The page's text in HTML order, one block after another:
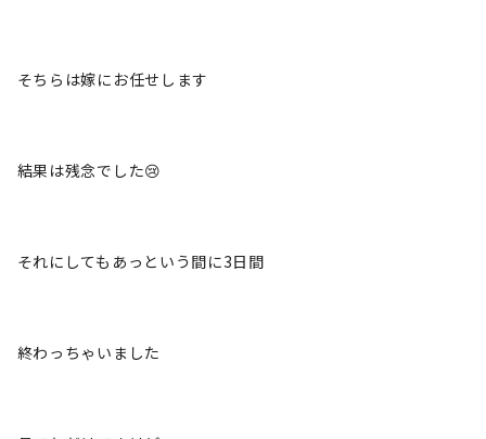
そちらは嫁にお任せします
結果は残念でした😢
それにしてもあっという間に3日間
終わっちゃいました